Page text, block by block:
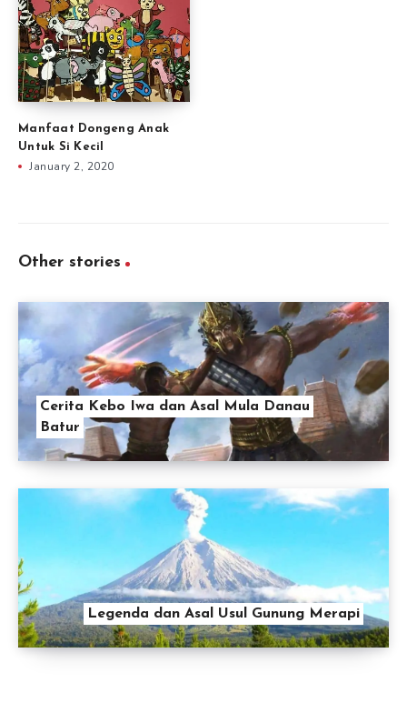
Manfaat Dongeng Anak
Untuk Si Kecil
January 2, 2020
Other stories
Cerita Kebo Iwa dan Asal Mula Danau
Batur
Legenda dan Asal Usul Gunung Merapi